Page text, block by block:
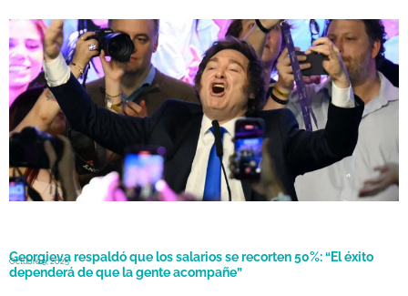
Milei redobla la apuesta: promete el Congreso “más reformista” y
acelera los cambios laborales e impositivos
Octubre 27, 2025
Georgieva respaldó que los salarios se recorten 50%: “El éxito
dependerá de que la gente acompañe”
Octubre 9, 2025